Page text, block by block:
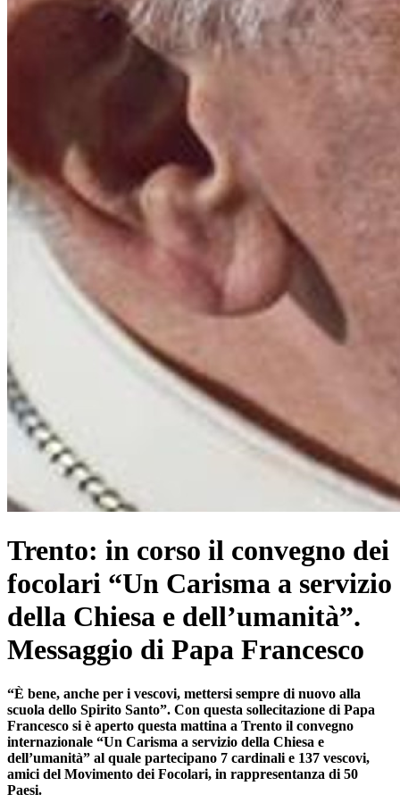
Trento: in corso il convegno dei
focolari “Un Carisma a servizio
della Chiesa e dell’umanità”.
Messaggio di Papa Francesco
“È bene, anche per i vescovi, mettersi sempre di nuovo alla
scuola dello Spirito Santo”. Con questa sollecitazione di Papa
Francesco si è aperto questa mattina a Trento il convegno
internazionale “Un Carisma a servizio della Chiesa e
dell’umanità” al quale partecipano 7 cardinali e 137 vescovi,
amici del Movimento dei Focolari, in rappresentanza di 50
Paesi.